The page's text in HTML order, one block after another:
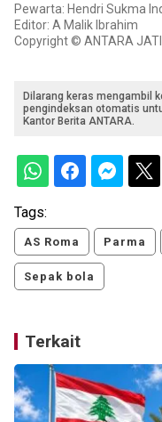
Pewarta: Hendri Sukma
Editor: A Malik Ibrahim
Copyright © ANTARA
Dilarang keras mengambil
pengindeksan otomatis
Kantor Berita ANTARA.
Tags:
AS Roma Parma
Sepak bola
Terkait